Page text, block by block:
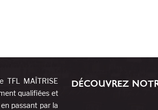
TFL MAÎTRISE
qualifiées et
passant par la
DÉCOUVREZ